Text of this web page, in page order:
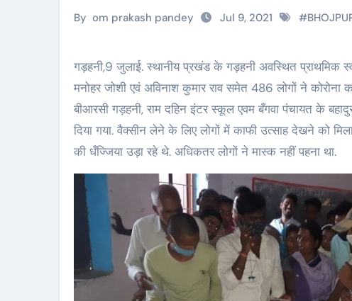
By om prakash pandey Jul 9, 2021 #
गड़हनी,9 जुलाई. स्थानीय प्रखंड के गड़हनी अवस्थित प्राथमिक स्वास्थ्य केंद्र के अंतर्गत क्षेत्र में गुरुवार को पत्रकार मुरली
मनोहर जोशी एवं अविनाश कुमार राव समेत 486 लोगों ने
बीआरसी गड़हनी, राम दहिन इंटर स्कूल एवम बँगवा पंचायत के
दिया गया. वैक्सीन लेने के लिए लोगों में काफी उत्साह देखने को
की धँज्जिया उड़ा रहे थे. अधिकतर लोगों ने मास्क नहीं पहना था.